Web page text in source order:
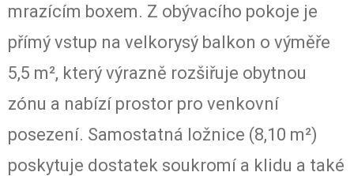
mrazícím boxem. Z obývacího pokoje je
přímý vstup na velkorysý balkon o výměře
5,5 m², který výrazně rozšiřuje obytnou
zónu a nabízí prostor pro venkovní
posezení. Samostatná ložnice (8,10 m²)
poskytuje dostatek soukromí a klidu a také